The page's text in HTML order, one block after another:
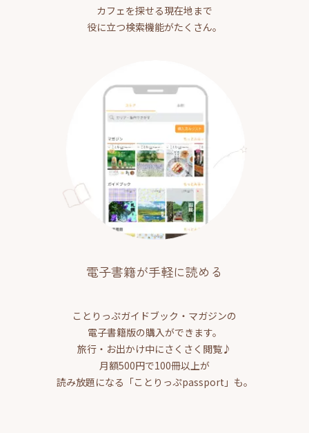
カフェを探せる現在地まで
役に立つ検索機能がたくさん。
電子書籍が手軽に読める
ことりっぷガイドブック・マガジンの
電子書籍版の購入ができます。
旅行・お出かけ中にさくさく閲覧♪
月額500円で100冊以上が
読み放題になる「ことりっぷpassport」も。